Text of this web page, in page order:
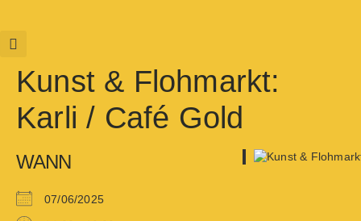
Kunst & Flohmarkt:
Karli / Café Gold
WANN
07/06/2025